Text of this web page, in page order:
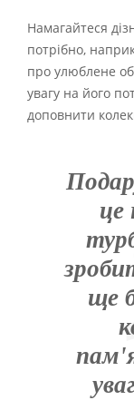
Намагайтеся
потрібно,
про улюблене
увагу на його
доповнити
це
ще